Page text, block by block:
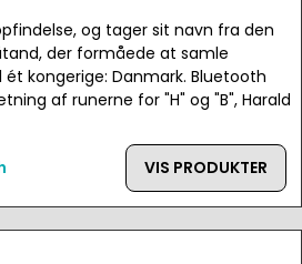
og tager sit navn fra den
der formåede at samle
kongerige: Danmark. Bluetooth
af runerne for "H" og "B", Harald
VIS PRODUKTER